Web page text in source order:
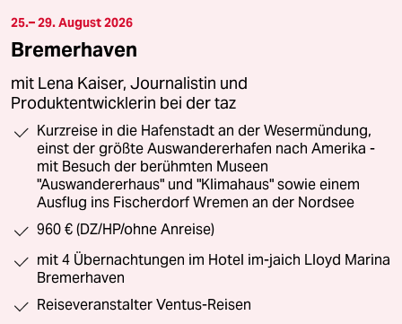
25.– 29. August 2026
Bremerhaven
mit Lena Kaiser, Journalistin und
Produktentwicklerin bei der taz
Kurzreise in die Hafenstadt an der Wesermündung,
einst der größte Auswandererhafen nach Amerika -
mit Besuch der berühmten Museen
"Auswandererhaus" und "Klimahaus" sowie einem
Ausflug ins Fischerdorf Wremen an der Nordsee
960 € (DZ/HP/ohne Anreise)
mit 4 Übernachtungen im Hotel im-jaich Lloyd Marina
Bremerhaven
Reiseveranstalter Ventus-Reisen